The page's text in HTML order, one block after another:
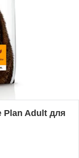
Plan Adult для